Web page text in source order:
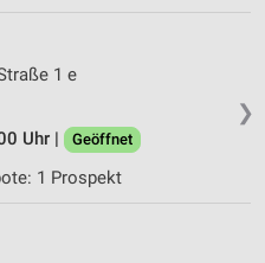
❯
1 e
Uhr |
Geöffnet
1 Prospekt